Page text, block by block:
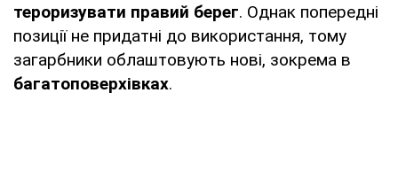
тероризувати правий берег. Однак попередні
позиції не придатні до використання, тому
загарбники облаштовують нові, зокрема в
багатоповерхівках.